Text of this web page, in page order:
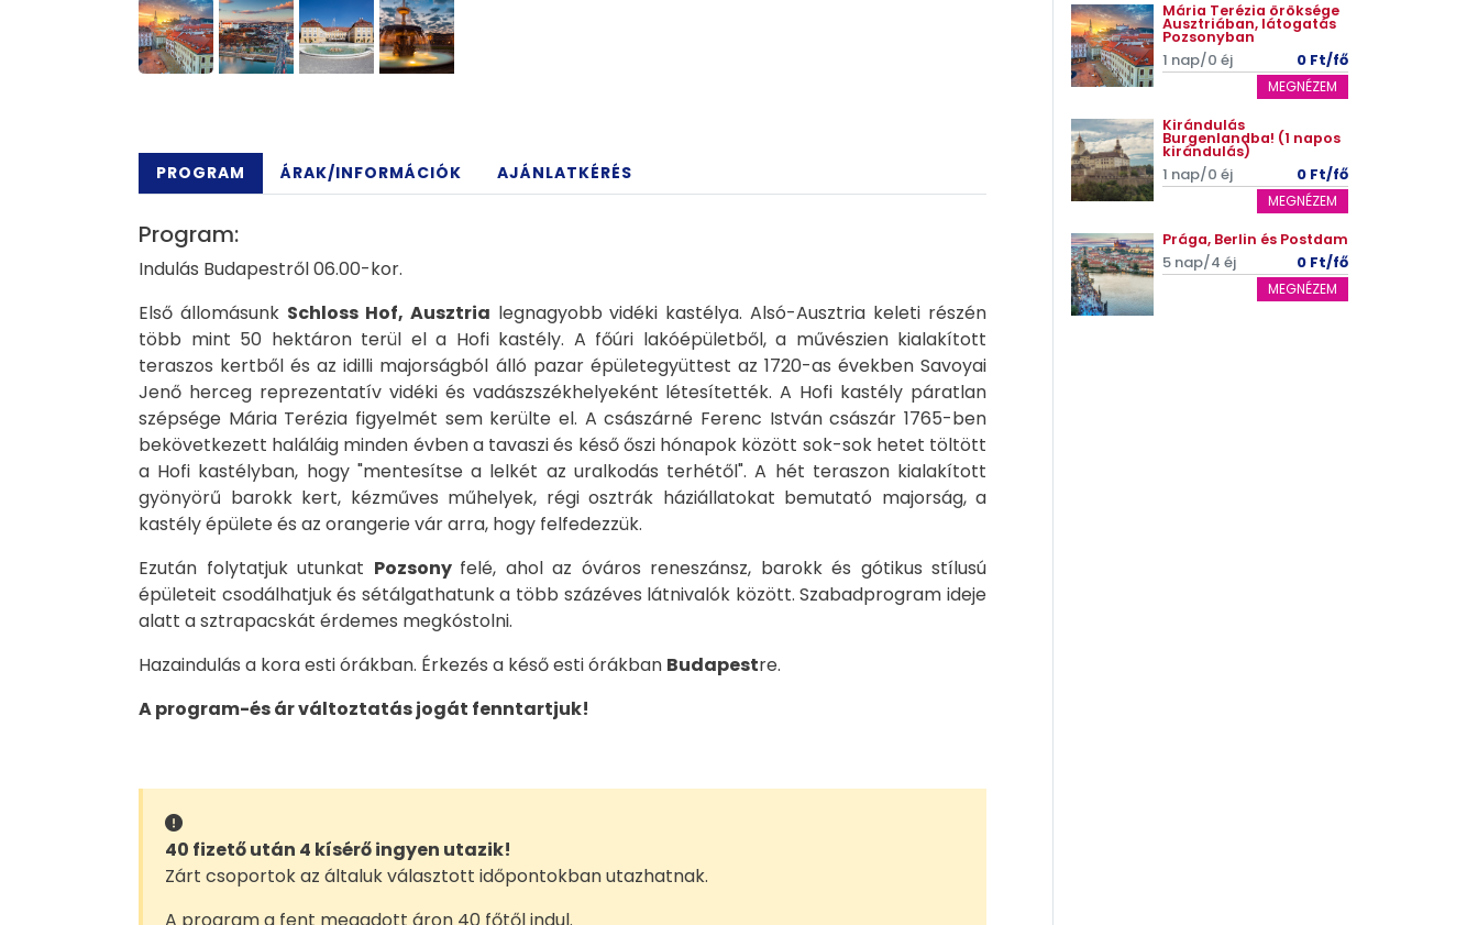
PROGRAM ÁRAK/INFORMÁCIÓK AJÁNLATKÉRÉS
Program:
Indulás Budapestről 06.00-kor.
Első állomásunk Schloss Hof, Ausztria legnagyobb vidéki kastélya. Alsó-Ausztria keleti részén
több mint 50 hektáron terül el a Hofi kastély. A főúri lakóépületből, a művészien kialakított
teraszos kertből és az idilli majorságból álló pazar épületegyüttest az 1720-as években Savoyai
Jenő herceg reprezentatív vidéki és vadászszékhelyeként létesítették. A Hofi kastély páratlan
szépsége Mária Terézia figyelmét sem kerülte el. A császárné Ferenc István császár 1765-ben
bekövetkezett haláláig minden évben a tavaszi és késő őszi hónapok között sok-sok hetet töltött
a Hofi kastélyban, hogy "mentesítse a lelkét az uralkodás terhétől". A hét teraszon kialakított
gyönyörű barokk kert, kézműves műhelyek, régi osztrák háziállatokat bemutató majorság, a
kastély épülete és az orangerie vár arra, hogy felfedezzük.
Ezután folytatjuk utunkat Pozsony felé, ahol az óváros reneszánsz, barokk és gótikus stílusú
épületeit csodálhatjuk és sétálgathatunk a több százéves látnivalók között. Szabadprogram ideje
alatt a sztrapacskát érdemes megkóstolni.
Hazaindulás a kora esti órákban. Érkezés a késő esti órákban Budapestre.
A program-és ár változtatás jogát fenntartjuk!
40 fizető után 4 kísérő ingyen utazik!
Zárt csoportok az általuk választott időpontokban utazhatnak.
Mária Terézia öröksége
Ausztriában, látogatás
Pozsonyban
1 nap/0 éj 0 Ft/fő
MEGNÉZEM
Kirándulás
Burgenlandba! (1 napos
kirándulás)
1 nap/0 éj 0 Ft/fő
MEGNÉZEM
Prága, Berlin és Postdam
5 nap/4 éj 0 Ft/fő
MEGNÉZEM